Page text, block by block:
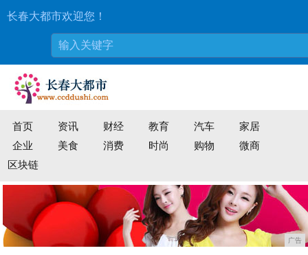
长春大都市欢迎您！
首页 资讯 财经 教育 汽车
家居
企业
美食 消费 时尚 购物
微商
区块链
广告